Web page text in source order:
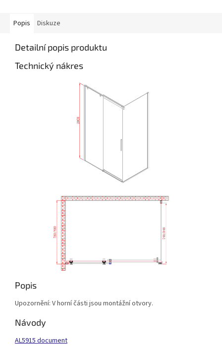
Popis Diskuze
Detailní popis produktu
Technický nákres
Popis
Upozornění: V horní části jsou montážní otvory.
Návody
AL5915 document